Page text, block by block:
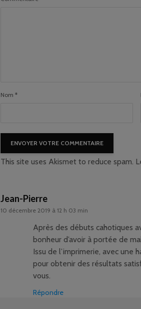
Nom *
This site uses Akismet to reduce spam.
Jean-Pierre
10 décembre 2019 à 12 h 03 min
Après des débuts cahotiques
bonheur d’avoir à portée de
Issu de l’imprimerie, avec une
pour obtenir des résultats
vous.
Répondre